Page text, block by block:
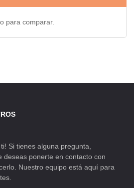
para comparar.
Si tienes alguna pregunta,
deseas ponerte en contacto con
Nuestro equipo está aquí para